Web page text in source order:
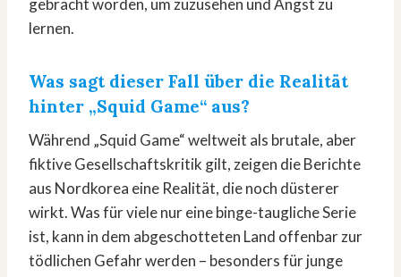
gebracht worden, um zuzusehen und Angst zu
lernen.
Was sagt dieser Fall über die Realität
hinter „Squid Game“ aus?
Während „Squid Game“ weltweit als brutale, aber
fiktive Gesellschaftskritik gilt, zeigen die Berichte
aus Nordkorea eine Realität, die noch düsterer
wirkt. Was für viele nur eine binge-taugliche Serie
ist, kann in dem abgeschotteten Land offenbar zur
tödlichen Gefahr werden – besonders für junge